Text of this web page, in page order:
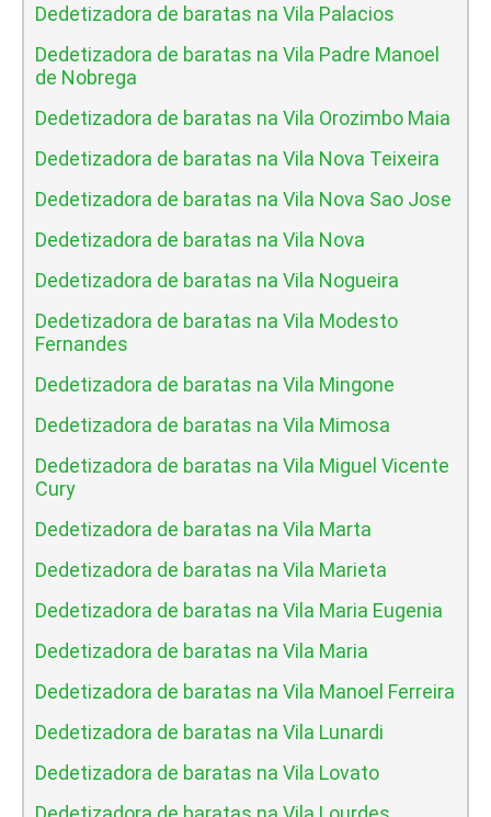
Dedetizadora de baratas na Vila Palacios
Dedetizadora de baratas na Vila Padre Manoel
de Nobrega
Dedetizadora de baratas na Vila Orozimbo Maia
Dedetizadora de baratas na Vila Nova Teixeira
Dedetizadora de baratas na Vila Nova Sao Jose
Dedetizadora de baratas na Vila Nova
Dedetizadora de baratas na Vila Nogueira
Dedetizadora de baratas na Vila Modesto
Fernandes
Dedetizadora de baratas na Vila Mingone
Dedetizadora de baratas na Vila Mimosa
Dedetizadora de baratas na Vila Miguel Vicente
Cury
Dedetizadora de baratas na Vila Marta
Dedetizadora de baratas na Vila Marieta
Dedetizadora de baratas na Vila Maria Eugenia
Dedetizadora de baratas na Vila Maria
Dedetizadora de baratas na Vila Manoel Ferreira
Dedetizadora de baratas na Vila Lunardi
Dedetizadora de baratas na Vila Lovato